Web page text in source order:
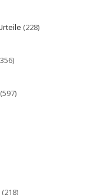
(228)
(597)
(218)